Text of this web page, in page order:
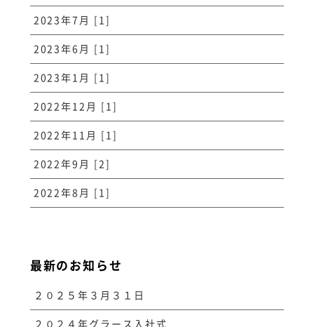
2023年7月 [1]
2023年6月 [1]
2023年1月 [1]
2022年12月 [1]
2022年11月 [1]
2022年9月 [2]
2022年8月 [1]
最新のお知らせ
２０２５年３月３１日
２０２４年グラース入社式